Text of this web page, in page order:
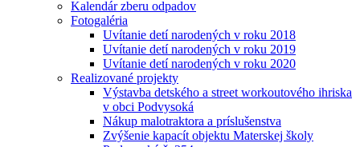
Kalendár zberu odpadov
Fotogaléria
Uvítanie detí narodených v roku 2018
Uvítanie detí narodených v roku 2019
Uvítanie detí narodených v roku 2020
Realizované projekty
Výstavba detského a street workoutového ihriska
v obci Podvysoká
Nákup malotraktora a príslušenstva
Zvýšenie kapacít objektu Materskej školy